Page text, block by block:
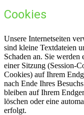
Cookies
Unsere Internetseiten
sind kleine Textdateien
Schaden an. Sie
einer Sitzung (Session-
Cookies) auf Ihrem
nach Ende Ihres
bleiben auf Ihrem
löschen oder eine
erfolgt.